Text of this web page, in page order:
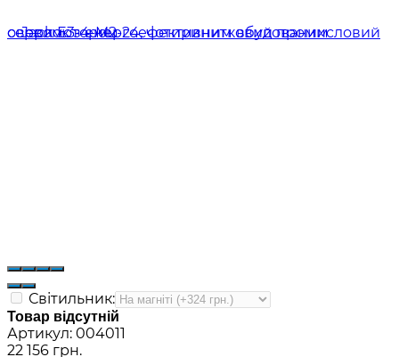
Світильник:
Товар відсутній
Артикул: 004011
22 156 грн.